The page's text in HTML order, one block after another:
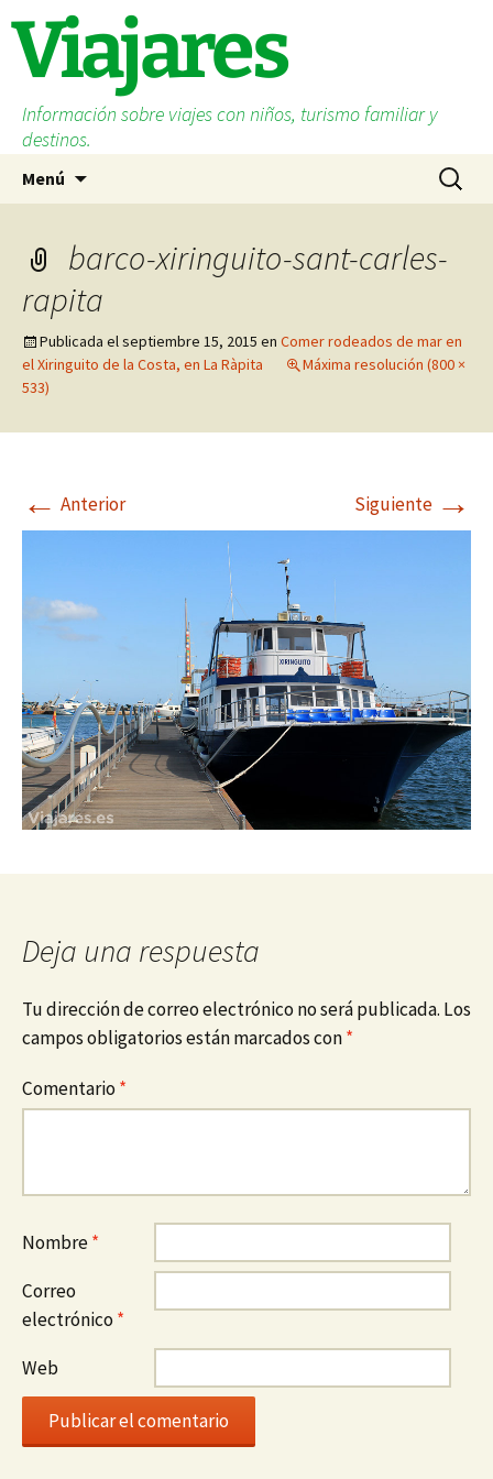
contenido
Viajares
Información sobre viajes con niños, turismo familiar y
destinos.
Menú Buscar:
barco-xiringuito-sant-carles-
rapita
Publicada elseptiembre 15, 2015 en Comer rodeados de mar en
el Xiringuito de la Costa, en La Ràpita
Máxima resolución (800 ×
533)
← Anterior Siguiente →
Deja una respuesta
Tu dirección de correo electrónico no será publicada. Los
campos obligatorios están marcados con*
Comentario*
Nombre*
Correo
electrónico*
Web